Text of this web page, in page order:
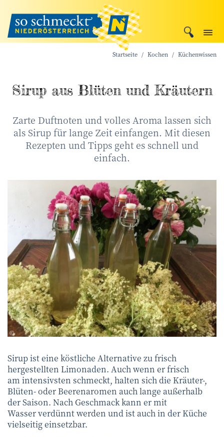
Startseite Kochen Küchenwissen
Sirup aus Blüten und Kräutern
Zarte Duftnoten und volles Aroma lassen sich
als Sirup für lange Zeit einfangen. Mit diesen
Rezepten und Tipps geht es schnell und
einfach.
©K. Auinger
Sirup ist eine köstliche Alternative zu frisch
hergestellten Limonaden. Auch wenn er frisch
am intensivsten schmeckt, halten sich die Kräuter-,
Blüten- oder Beerenaromen auch lange außerhalb
der Saison. Nach Geschmack kann er mit
Wasser verdünnt werden und ist auch in der Küche
vielseitig einsetzbar.